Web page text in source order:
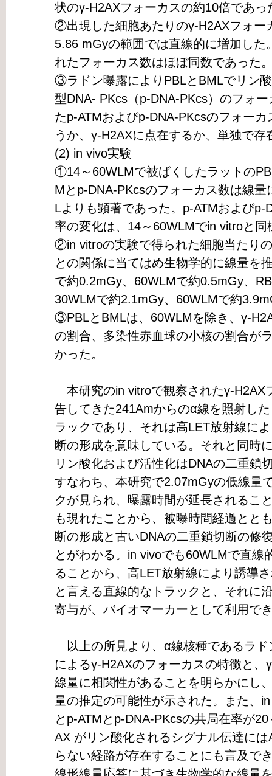
状のγ-H2AXフォーカスの約10倍であっ
②出現した細胞あたりのγ-H2AXフォー
5.86 mGyの範囲では直線的に増加した
れたフォーカス数はほぼ同数であった
③ラドン曝露によりPBLとBMLでリン
型DNA- PKcs（p-DNA-PKcs）のフォ
たp-ATMおよびp-DNA-PKcsのフォー
うか、γ-H2AXに点在するか、単独で存
(2) in vivo実験
①14～60WLMで被ばくしたラットの
Mとp-DNA-PKcsのフォーカス数は線
Lよりも顕著であった。p-ATMおよびp-
率の変化は、14～60WLMでin vitroと同
②in vitroの実験で得られた細胞当たり
との関係に当てはめ生物学的に線量を
で約0.2mGy、60WLMで約0.5mGy、
30WLMで約2.1mGy、60WLMで約
③PBLとBMLは、60WLMを除き、γ-
の割合、多染性赤血球の小核の割合が
かった。
本研究のin vitroで観察されたγ-H2AX
告してきた241Amからのα線を照射し
ラックであり、それは高LET放射線に
断の形成を意味している。それと同時
リン酸化および活性化はDNAの二重鎖
すなわち、本研究で2.07mGyの低線量
クが見られ、曝露時間が延長されるこ
も現れたことから、被曝時間経過とと
断の形成と古いDNAの二重鎖切断の修
とがわかる。in vivoでも60WLMで直線
ることから、高LET放射線により誘導
と言える直線的なトラックと、それに
寄与が、バイオマーカーとして利用で
以上の所見より、α線核種であるラド
によるγ-H2AXのフォーカスの特徴と
線量に相関性があることを明らかにし
量の推定の可能性が示された。また、
とp-ATMとp-DNA-PKcsの共局在率が
AX がリン酸化されるシグナル伝達に
らない経路が存在することにも言及で